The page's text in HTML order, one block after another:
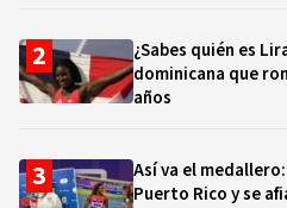
¿Sabes quién es
dominicana que
años
Así va el
Puerto Rico y se